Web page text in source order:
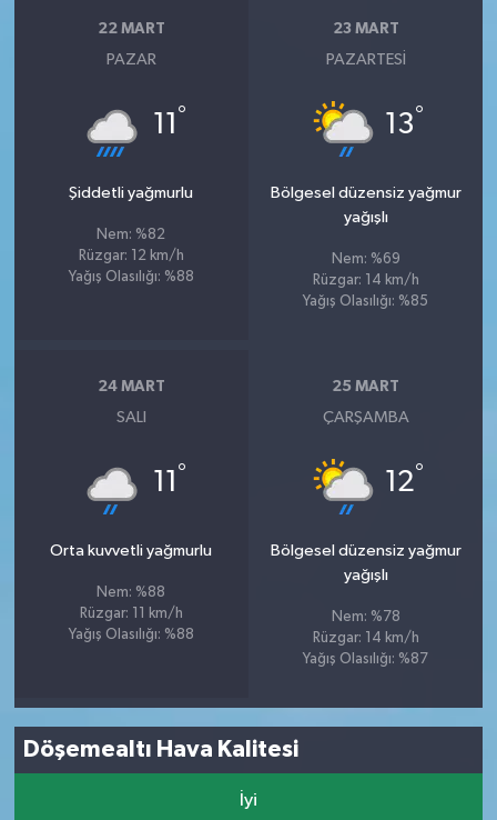
22 MART
PAZAR
11 °
Şiddetli yağmurlu
Nem: %82
Rüzgar: 12 km/h
Yağış Olasılığı: %88
23 MART
PAZARTESI
13°
Bölgesel düzensiz yağmur
yağışlı
Nem: %69
Rüzgar: 14 km/h
Yağış Olasılığı: %85
24 MART
SALI
11 °
Orta kuvvetli yağmurlu
Nem: %88
Rüzgar: 11 km/h
Yağış Olasılığı: %88
25 MART
ÇARŞAMBA
12°
Bölgesel düzensiz yağmur
yağışlı
Nem: %78
Rüzgar: 14 km/h
Yağış Olasılığı: %87
Döşemealtı Hava Kalitesi
İyi